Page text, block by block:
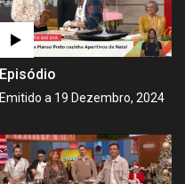
Episódio
Emitido a 19 Dezembro, 2024